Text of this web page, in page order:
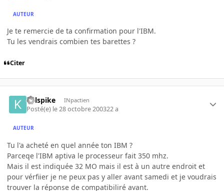
AUTEUR
Je te remercie de ta confirmation pour l'IBM.
Tu les vendrais combien tes barettes ?
Citer
kelspike INpactien
Posté(e) le 28 octobre 200322 a
AUTEUR
Tu l'a acheté en quel année ton IBM ?
Parceqe l'IBM aptiva le processeur fait 350 mhz.
Mais il est indiquée 32 MO mais il est à un autre endroit et
pour vérfiier je ne peux pas y aller avant samedi et je voudrais
trouver la réponse de compatibiliré avant.